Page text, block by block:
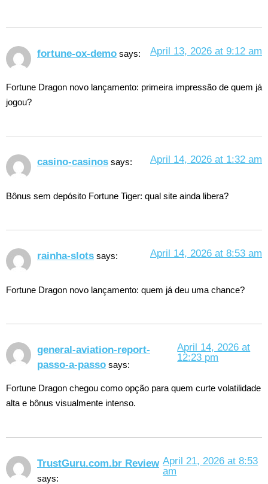
fortune-ox-demo says: April 13, 2026 at 9:12 am
Fortune Dragon novo lançamento: primeira impressão de quem já
jogou?
casino-casinos says: April 14, 2026 at 1:32 am
Bônus sem depósito Fortune Tiger: qual site ainda libera?
rainha-slots says: April 14, 2026 at 8:53 am
Fortune Dragon novo lançamento: quem já deu uma chance?
general-aviation-report-
passo-a-passo says:
April 14, 2026 at
12:23 pm
Fortune Dragon chegou como opção para quem curte volatilidade
alta e bônus visualmente intenso.
TrustGuru.com.br Review
says:
April 21, 2026 at 8:53
am